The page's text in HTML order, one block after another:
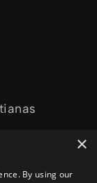
×
By using our